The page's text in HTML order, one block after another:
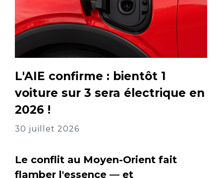
L'AIE confirme : bientôt 1
voiture sur 3 sera électrique en
2026 !
30 juillet 2026
Le conflit au Moyen-Orient fait
flamber l'essence — et